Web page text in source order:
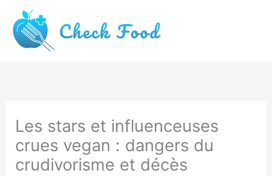
contenu
Les stars et influenceuses
crues vegan : dangers du
crudivorisme et décès